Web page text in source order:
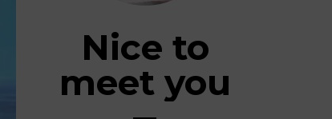
Nice to
meet you